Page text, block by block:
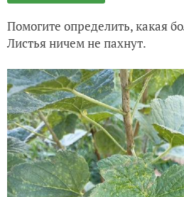
Помогите определить, какая
Листья ничем не пахнут.